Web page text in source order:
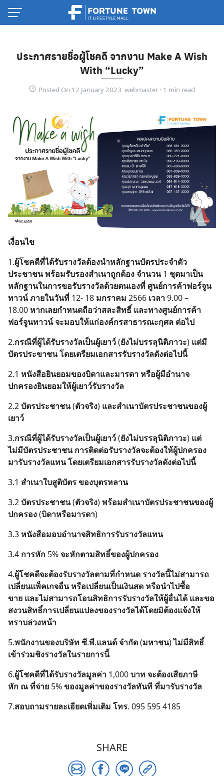
Skip
Thai
English
Search
for:
ประกาศรายชื่อผู้โชคดี จากงาน Make A Wish
With “Lucky”
Posted On 12 January 2023 webmaster ·
เงื่อนไข
1.ผู้โชคดีที่ได้รับรางวัลต้องนำหลักฐานบัตรประจำตัว
ประชาชนพร้อมรับรองสำเนาถูกต้องจำนวน1 ชุดมาเป็น
หลักฐานในการขอรับรางวัลด้วยตนเองที่ศูนย์การค้าฟอร์จูน
ทาวน์ภายในวันที่ 12- 18 มกราคม 2566 เวลา9.00 –
18.00 หากเลยกำหนดถือว่าสละสิทธิ์ และทางศูนย์การค้า
ฟอร์จูนทาวน์จะมอบให้แก่องค์กรสาธารณะกุศล ต่อไป
2.กรณีที่ผู้ได้รับรางวัลเป็นผู้เยาว์(ยังไม่บรรลุนิติภาวะ) แต่มี
บัตรประขาชนโดยเตรียมเอกสารรับรางวัลดังต่อไปนี้
2.1 หนังสือยินยอมของบิดาและมารดา หรือผู้มีอำนาจ
ปกครองยินยอมให้ผู้เยาว์รับรางวัล
2.2บัตรประชาชน(ตัวจริง) และสำเนาบัตรประชาชนของผู้
เยาว์
3.กรณีที่ผู้ได้รับรางวัลเป็นผู้เยาว์(ยังไม่บรรลุนิติภาวะ) แต่
ไม่มีบัตรประชาชน การติดต่อรับรางวัลจะต้องให้ผู้ปกครอง
มารับรางวัลแทนโดยเตรียมเอกสารรับรางวัลดังต่อไปนี้
3.1 สำเนาใบสูติบัตรของบุตรหลาน
3.2บัตรประชาชน(ตัวจริง)พร้อมสำเนาบัตรประชาชนของผู้
ปกครอง(บิดาหรือมารดา)
3.3 หนังสือมอบอำนาจสิทธิการรับรางวัลแทน
3.4 การหัก 5%จะหักตามสิทธิ์ของผู้ปกครอง
4.ผู้โชคดีจะต้องรับรางวัลตามที่กำหนด รางวัลนี้ไม่สามารถ
เปลี่ยนแพ็คเกจอื่น หรือเปลี่ยนเป็นเงินสด หรือนำไปซื้อ
ขาย และไม่สามารถโอนสิทธิการรับรางวัลให้ผู้อื่นได้ และขอ
สงวนสิทธิ์การเปลี่ยนแปลงของรางวัลได้โดยมิต้องแจ้งให้
ทราบล่วงหน้า
5.พนักงานของบริษัทซี.พี.แลนด์จำกัด(มหาชน)ไม่มีสิทธิ์
เข้าร่วมชิงรางวัลในรายการนี้
6.ผู้โชคดีที่ได้รับรางวัลมูลค่า 1,000บาทจะต้องเสียภาษี
หัก ณที่จ่าย 5%ของมูลค่าของรางวัลทันทีที่มารับรางวัล
7.สอบถามรายละเอียดเพิ่มเติม โทร. 095 595 4185
SHARE